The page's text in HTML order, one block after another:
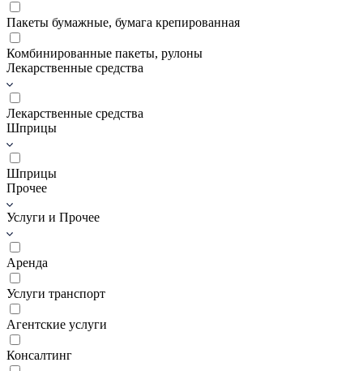
Пакеты бумажные, бумага крепированная
Комбинированные пакеты, рулоны
Лекарственные средства
Лекарственные средства
Шприцы
Шприцы
Прочее
Услуги и Прочее
Аренда
Услуги транспорт
Агентские услуги
Консалтинг